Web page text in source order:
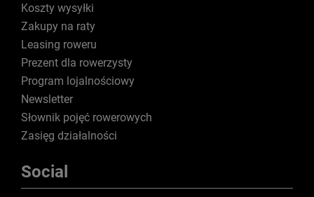
Koszty wysyłki
Zakupy na raty
Leasing roweru
Prezent dla rowerzysty
Program lojalnościowy
Newsletter
Słownik pojęć rowerowych
Zasięg działalności
Social